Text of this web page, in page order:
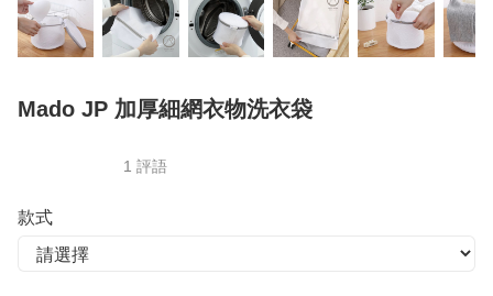
Mado JP 加厚細網衣物洗衣袋
1 評語
款式